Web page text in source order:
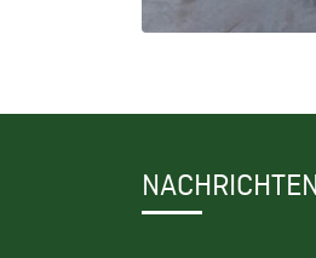
NACHRICHTEN